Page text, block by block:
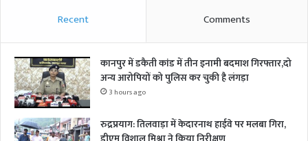
Recent Comments
कानपुर में डकैती कांड में तीन इनामी बदमाश गिरफ्तार,दो
अन्य आरोपियों को पुलिस कर चुकी है लंगड़ा
3 hours ago
रुद्रप्रयाग: तिलवाड़ा में केदारनाथ हाईवे पर मलबा गिरा,